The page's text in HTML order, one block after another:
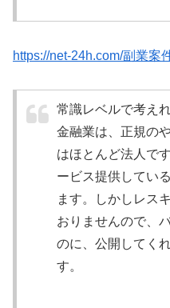
https://net-24h.com/副業案
常識レベルで考え
金融業は、正規の
はほとんど法人で
ービス提供してい
ます。しかしレス
おりませんので、
のに、公開してく
す。